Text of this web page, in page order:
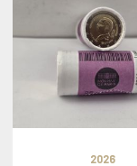
2026